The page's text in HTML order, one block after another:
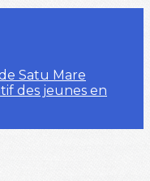
Satu Mare
des jeunes en